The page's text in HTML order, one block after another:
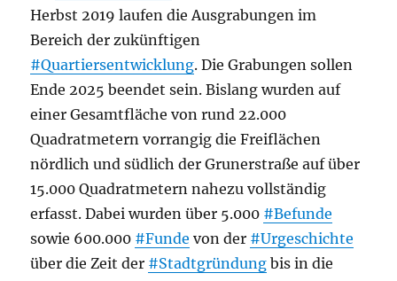
Herbst 2019 laufen die Ausgrabungen im
Bereich der zukünftigen
#Quartiersentwicklung. Die Grabungen sollen
Ende 2025 beendet sein. Bislang wurden auf
einer Gesamtfläche von rund 22.000
Quadratmetern vorrangig die Freiflächen
nördlich und südlich der Grunerstraße auf über
15.000 Quadratmetern nahezu vollständig
erfasst. Dabei wurden über 5.000 #Befunde
sowie 600.000 #Funde von der #Urgeschichte
über die Zeit der #Stadtgründung bis in die